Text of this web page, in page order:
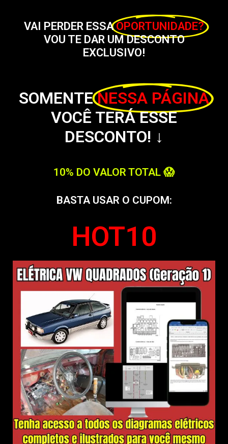
VAI PERDER ESSAOPORTUNIDADE?
VOU TE DAR UM DESCONTO
EXCLUSIVO!
SOMENTE NESSA PÁGINA
VOCÊ TERÁ ESSE
DESCONTO! ↓
10% DO VALOR TOTAL 😱
BASTA USAR O CUPOM:
HOT10